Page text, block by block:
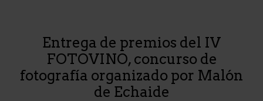
Entrega de premios del IV
FOTOVINO, concurso de
fotografía organizado por Malón
de Echaide